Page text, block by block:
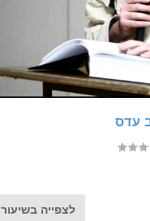
לצפייה בשיעור